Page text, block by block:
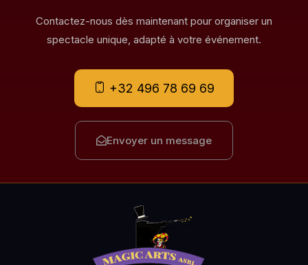
Contactez-nous dès maintenant pour organiser un
spectacle unique, adapté à votre événement.
+32 496 78 69 69
Envoyer un message